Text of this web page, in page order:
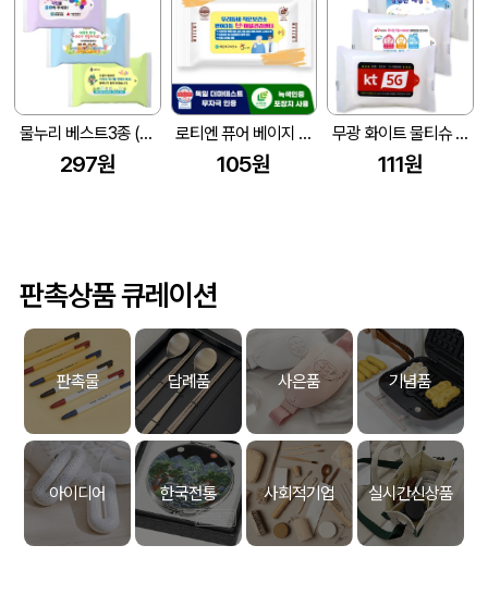
물누리 베스트3종 (무광) 물티슈 25매/30매/35매
297원
로티엔 퓨어 베이지 전용 라벨형 물티슈 (10매) (150X90mm(±5mm))
105원
무광 화이트 물티슈 (10매/15매/20매) (150*90mm)
111원
판촉상품 큐레이션
판촉물 답례품 사은품 기념품
아이디어 한국전통 사회적기업 실시간신상품